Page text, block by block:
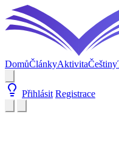
DomůČlánkyAktivitaČeštiny
Přihlásit Registrace